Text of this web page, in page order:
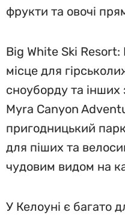
фрукти та овочі
Big White Ski
місце для
сноуборду та інших
Myra Canyon
пригодницький
для піших та
чудовим видом на
У Келоуні є багато